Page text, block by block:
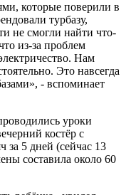
которые поверили в
турбазу,
не смогли найти что-
из-за проблем
Нам
Это навсегда
- вспоминает
уроки
костёр с
за 5 дней (сейчас 13
составила около 60